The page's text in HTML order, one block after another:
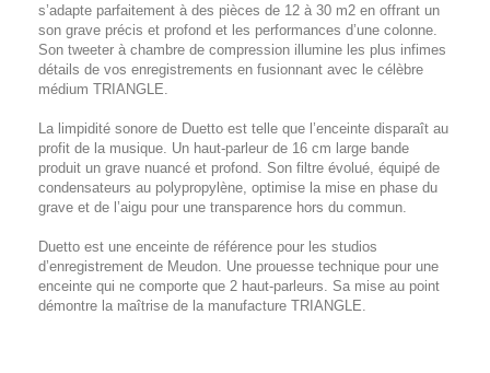
s’adapte parfaitement à des pièces de 12 à 30 m2 en offrant un
son grave précis et profond et les performances d’une colonne.
Son tweeter à chambre de compression illumine les plus infimes
détails de vos enregistrements en fusionnant avec le célèbre
médium TRIANGLE.
La limpidité sonore de Duetto est telle que l’enceinte disparaît au
profit de la musique. Un haut-parleur de 16 cm large bande
produit un grave nuancé et profond. Son filtre évolué, équipé de
condensateurs au polypropylène, optimise la mise en phase du
grave et de l’aigu pour une transparence hors du commun.
Duetto est une enceinte de référence pour les studios
d’enregistrement de Meudon. Une prouesse technique pour une
enceinte qui ne comporte que 2 haut-parleurs. Sa mise au point
démontre la maîtrise de la manufacture TRIANGLE.